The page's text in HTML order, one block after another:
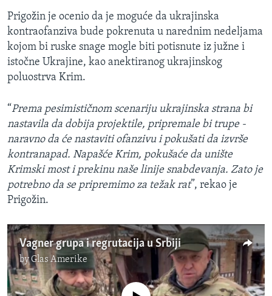
Prigožin je ocenio da je moguće da ukrajinska
kontraofanziva bude pokrenuta u narednim nedeljama
kojom bi ruske snage mogle biti potisnute iz južne i
istočne Ukrajine, kao anektiranog ukrajinskog
poluostrva Krim.
“Prema pesimističnom scenariju ukrajinska strana bi
nastavila da dobija projektile, pripremale bi trupe -
naravno da će nastaviti ofanzivu i pokušati da izvrše
kontranapad. Napašće Krim, pokušaće da unište
Krimski most i prekinu naše linije snabdevanja. Zato je
potrebno da se pripremimo za težak rat”, rekao je
Prigožin.
Vagner grupa i regrutacija u Srbiji
byGlas Amerike
No media source currently available